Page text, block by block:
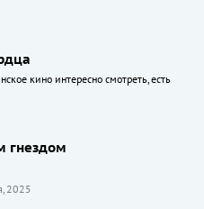
кино интересно смотреть, есть
гнездом
2025